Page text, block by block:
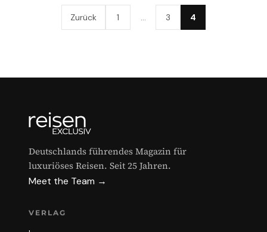
Zurück 1 3 4
Deutschlands führendes Magazin für
luxuriöses Reisen. Seit 25 Jahren.
Meet the Team →
VERLAG